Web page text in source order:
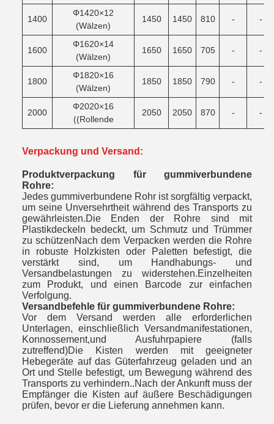
1400
Φ1420×12
(Wälzen)
1450 1450 810 - -
1600
Φ1620×14
(Wälzen)
1650 1650 705 - -
1800
Φ1820×16
(Wälzen)
1850 1850 790 - -
2000
Φ2020×16
((Rollende
2050 2050 870 - -
Verpackung und Versand:
Produktverpackung für gummiverbundene
Rohre:
Jedes gummiverbundene Rohr ist sorgfältig verpackt,
um seine Unversehrtheit während des Transports zu
gewährleisten.Die Enden der Rohre sind mit
Plastikdeckeln bedeckt, um Schmutz und Trümmer
zu schützenNach dem Verpacken werden die Rohre
in robuste Holzkisten oder Paletten befestigt, die
verstärkt sind, um Handhabungs- und
Versandbelastungen zu widerstehen.Einzelheiten
zum Produkt, und einen Barcode zur einfachen
Verfolgung.
Versandbefehle für gummiverbundene Rohre:
Vor dem Versand werden alle erforderlichen
Unterlagen, einschließlich Versandmanifestationen,
Konnossement,und Ausfuhrpapiere (falls
zutreffend)Die Kisten werden mit geeigneter
Hebegeräte auf das Güterfahrzeug geladen und an
Ort und Stelle befestigt, um Bewegung während des
Transports zu verhindern..Nach der Ankunft muss der
Empfänger die Kisten auf äußere Beschädigungen
prüfen, bevor er die Lieferung annehmen kann.